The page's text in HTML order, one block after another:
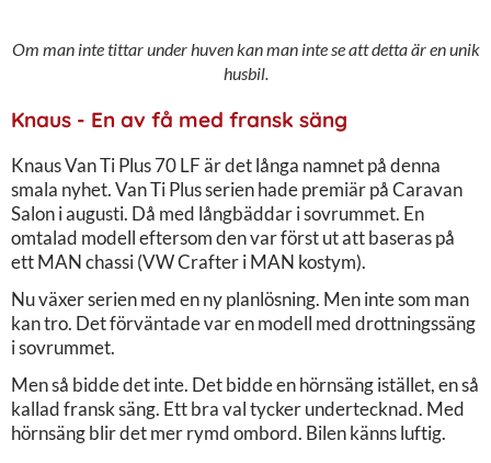
Om man inte tittar under huven kan man inte se att detta är en unik
husbil.
Knaus - En av få med fransk säng
Knaus Van Ti Plus 70 LF är det långa namnet på denna
smala nyhet. Van Ti Plus serien hade premiär på Caravan
Salon i augusti. Då med långbäddar i sovrummet. En
omtalad modell eftersom den var först ut att baseras på
ett MAN chassi (VW Crafter i MAN kostym).
Nu växer serien med en ny planlösning. Men inte som man
kan tro. Det förväntade var en modell med drottningssäng
i sovrummet.
Men så bidde det inte. Det bidde en hörnsäng istället, en så
kallad fransk säng. Ett bra val tycker undertecknad. Med
hörnsäng blir det mer rymd ombord. Bilen känns luftig.